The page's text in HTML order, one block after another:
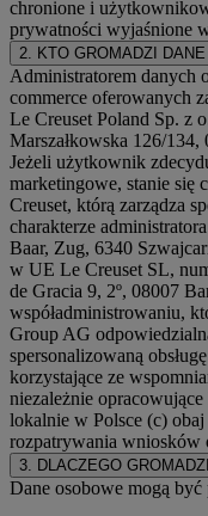
chronione i
prywatności wyjaśnione
2. KTO GROMADZI
Administratorem danych
commerce oferowanych
Le Creuset Poland Sp. z
Marszałkowska 126/134,
Jeżeli użytkownik
marketingowe, stanie się
Creuset, którą zarządza
charakterze
Baar, Zug, 6340
w UE Le Creuset SL,
de Gracia 9, 2º, 08007
współadministrowaniu,
Group AG
spersonalizowaną
korzystające ze
niezależnie
lokalnie w Polsce (c)
rozpatrywania wniosków
3. DLACZEGO
Dane osobowe mogą